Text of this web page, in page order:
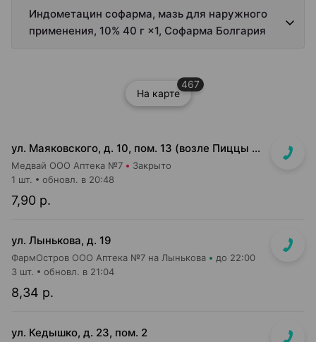
Индометацин софарма, мазь для наружного
применения, 10% 40 г ×1, Софарма Болгария
На карте
467
ул. Маяковского, д. 10, пом. 13 (возле Пиццы Мании)
Медвай ООО Аптека №7 Закрыто
7,90 р.
1 шт. обновл. в 20:48
ул. Лынькова, д. 19
ФармОстров ООО Аптека №7 на Лынькова до 22:00
8,34 р.
3 шт. обновл. в 21:04
ул. Кедышко, д. 23, пом. 2